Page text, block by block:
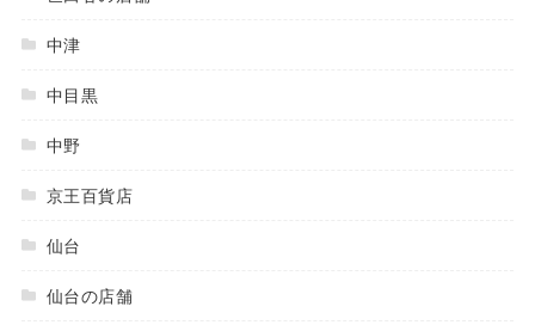
中津
中目黒
中野
京王百貨店
仙台
仙台の店舗